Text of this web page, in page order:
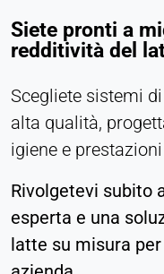
Siete pronti a
redditività del
Scegliete sistemi
alta qualità,
igiene e
Rivolgetevi subito
esperta e una
latte su misura